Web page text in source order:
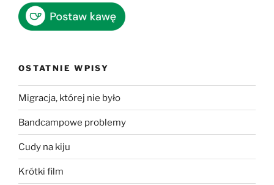
OSTATNIE WPISY
Migracja, której nie było
Bandcampowe problemy
Cudy na kiju
Krótki film